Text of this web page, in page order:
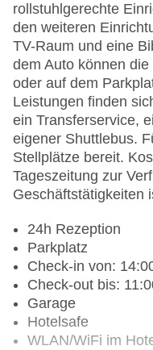
rollstuhlgerechte
den weiteren
TV-Raum und eine
dem Auto können
oder auf dem
Leistungen finden
ein Transferservice,
eigener Shuttlebus.
Stellplätze bereit.
Tageszeitung zur
Geschäftstätigkeiten
24h Rezeption
Parkplatz
Check-in von:
Check-out bis:
Garage
Hotelsafe
WLAN/WiFi im